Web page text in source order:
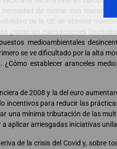
de contar con
de la UE de obtener
(como las transacciones
medioambientales
se ve dificultado por la alta
establecer aranceles
de 2008 y la del euro
incentivos para reducir las
una mínima tributación de las
aplicar arriesgadas iniciativas
de la crisis del Covid y, sobre